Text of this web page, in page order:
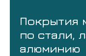
Покрытия
по стали,
алюминию